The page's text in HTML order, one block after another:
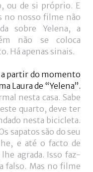
ou de si próprio. E
no nosso filme não
sobre Yelena, a
não se coloca
Há apenas sinais.
a partir do momento
Laura de “Yelena”.
nesta casa. Sabe
quarto, deve ter
nesta bicicleta.
sapatos são do seu
e até o facto de
agrada. Isso faz-
falso. Mas no filme